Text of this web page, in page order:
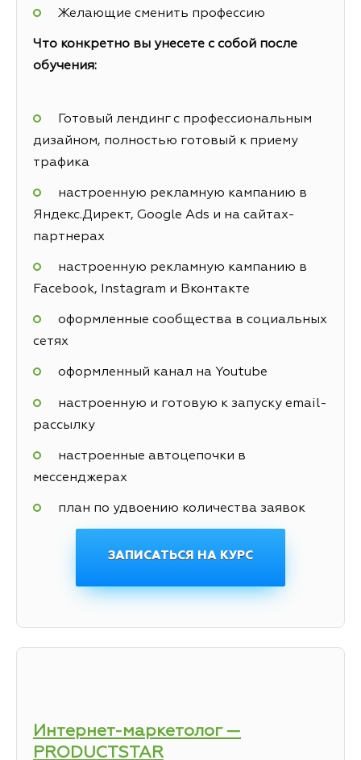
Желающие сменить профессию
Что конкретно вы унесете с собой после
обучения:
Готовый лендинг с профессиональным
дизайном, полностью готовый к приему
трафика
настроенную рекламную кампанию в
Яндекс.Директ, Google Ads и на сайтах-
партнерах
настроенную рекламную кампанию в
Facebook, Instagram и Вконтакте
оформленные сообщества в социальных
сетях
оформленный канал на Youtube
настроенную и готовую к запуску email-
рассылку
настроенные автоцепочки в
мессенджерах
план по удвоению количества заявок
ЗАПИСАТЬСЯ НА КУРС
Интернет-маркетолог —
PRODUCTSTAR